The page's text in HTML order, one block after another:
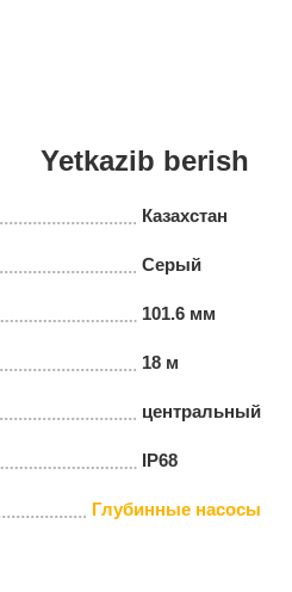
Yetkazib berish
Казахстан
Серый
101.6 мм
18 м
центральный
IP68
Глубинные насосы